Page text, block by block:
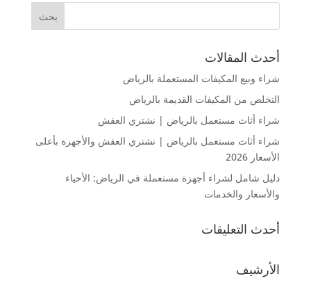
أحدث المقالات
شراء وبيع المكيفات المستعملة بالرياض
التخلص من المكيفات القديمة بالرياض
شراء أثاث مستعمل بالرياض | نشتري العفش
شراء أثاث مستعمل بالرياض | نشتري العفش والأجهزة بأعلى
الأسعار 2026
دليل شامل لشراء أجهزة مستعملة في الرياض: الأحياء
والأسعار والخدمات
أحدث التعليقات
الأرشيف